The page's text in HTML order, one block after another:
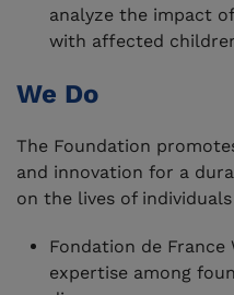
analyze the impact
with affected
We Do
The Foundation
and innovation for a
on the lives of
Fondation de France
expertise among